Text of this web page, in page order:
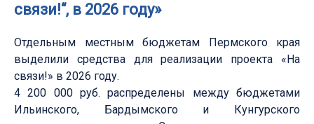
связи!“, в 2026 году»
Отдельным местным бюджетам Пермского края
выделили средства для реализации проекта «На
связи!» в 2026 году.
4 200 000 руб. распределены между бюджетами
Ильинского, Бардымского и Кунгурского